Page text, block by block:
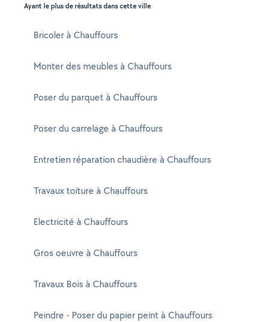
Ayant le plus de résultats dans cette ville
Bricoler à Chauffours
Monter des meubles à Chauffours
Poser du parquet à Chauffours
Poser du carrelage à Chauffours
Entretien réparation chaudière à Chauffours
Travaux toiture à Chauffours
Electricité à Chauffours
Gros oeuvre à Chauffours
Travaux Bois à Chauffours
Peindre - Poser du papier peint à Chauffours